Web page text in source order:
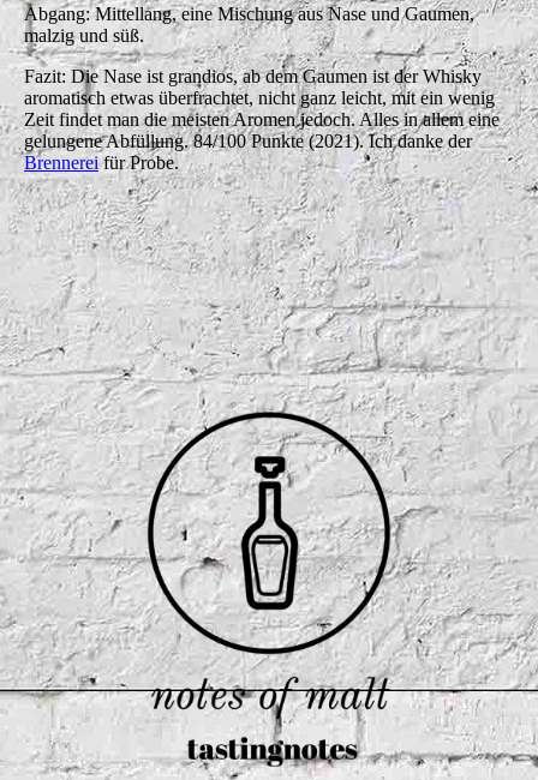
Abgang: Mittellang, eine Mischung aus Nase und Gaumen,
malzig und süß.
Fazit: Die Nase ist grandios, ab dem Gaumen ist der Whisky
aromatisch etwas überfrachtet, nicht ganz leicht, mit ein wenig
Zeit findet man die meisten Aromen jedoch. Alles in allem eine
gelungene Abfüllung. 84/100 Punkte (2021). Ich danke der
Brennereifür Probe.